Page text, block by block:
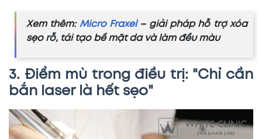
Xem thêm: Micro Fraxel– giải pháp hỗ trợ xóa
sẹo rỗ, tái tạo bề mặt da và làm đều màu
3. Điểm mù trong điều trị: "Chỉ cần
bắn laser là hết sẹo"